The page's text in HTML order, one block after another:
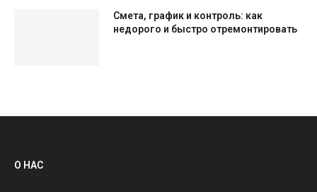
Смета, график и контроль: как
недорого и быстро отремонтировать
О НАС